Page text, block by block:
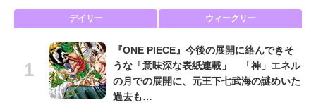
デイリー ウィークリー
『ONE PIECE』今後の展開に絡んできそ
うな「意味深な表紙連載」 「神」エネル
の月での展開に、元王下七武海の謎めいた
過去も…